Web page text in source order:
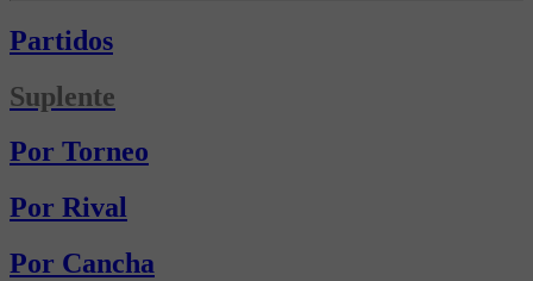
Partidos
Suplente
Por Torneo
Por Rival
Por Cancha